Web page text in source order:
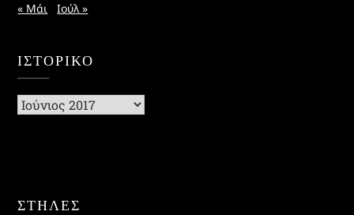
« Μάι
Ιούλ »
ΙΣΤΟΡΙΚΌ
Ιστορικό
ΣΤΗΛΕΣ